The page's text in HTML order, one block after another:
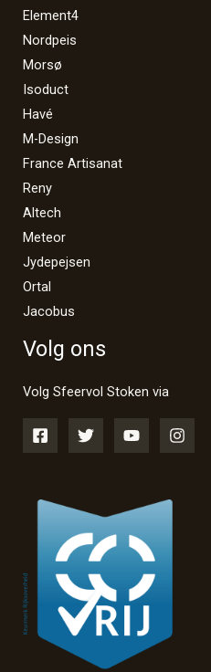
Element4
Nordpeis
Morsø
Isoduct
Havé
M-Design
France Artisanat
Reny
Altech
Meteor
Jydepejsen
Ortal
Jacobus
Volg ons
Volg Sfeervol Stoken via